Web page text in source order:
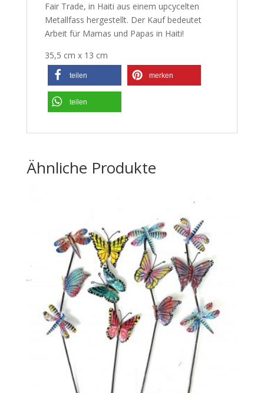
Fair Trade, in Haiti aus einem upcycelten
Metallfass hergestellt. Der Kauf bedeutet
Arbeit für Mamas und Papas in Haiti!
35,5 cm x 13 cm
teilen merken
teilen
Ähnliche Produkte